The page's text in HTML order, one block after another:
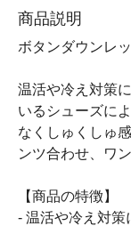
商品説明
ボタンダウンレ
温活や冷え対策
いるシューズに
なくしゅくしゅ
ンツ合わせ、ワ
【商品の特徴】
- 温活や冷え対策